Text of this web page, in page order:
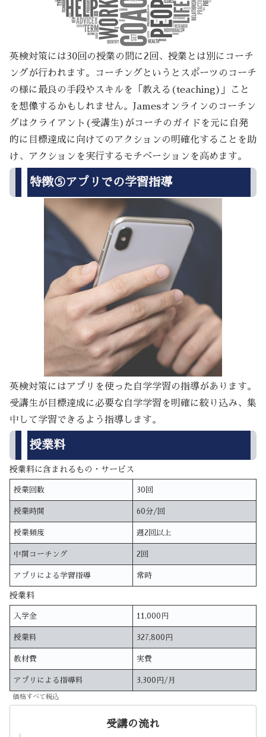
英検対策には30回の授業の間に2回、授業とは別にコーチ
ングが行われます。コーチングというとスポーツのコーチ
の様に最良の手段やスキルを「教える(teaching)」こと
を想像するかもしれません。Jamesオンラインのコーチン
グはクライアント(受講生)がコーチのガイドを元に自発
的に目標達成に向けてのアクションの明確化することを助
け、アクションを実行するモチベーションを高めます。
特徴⑤アプリでの学習指導
英検対策にはアプリを使った自学学習の指導があります。
受講生が目標達成に必要な自学学習を明確に絞り込み、集
中して学習できるよう指導します。
授業料
授業料に含まれるもの・サービス
授業回数 30回
授業時間 60分/回
授業頻度 週2回以上
中間コーチング 2回
アプリによる学習指導 常時
授業料
入学金 11,000円
授業料 327,800円
教材費 実費
アプリによる指導料 3,300円/月
価格すべて税込
受講の流れ